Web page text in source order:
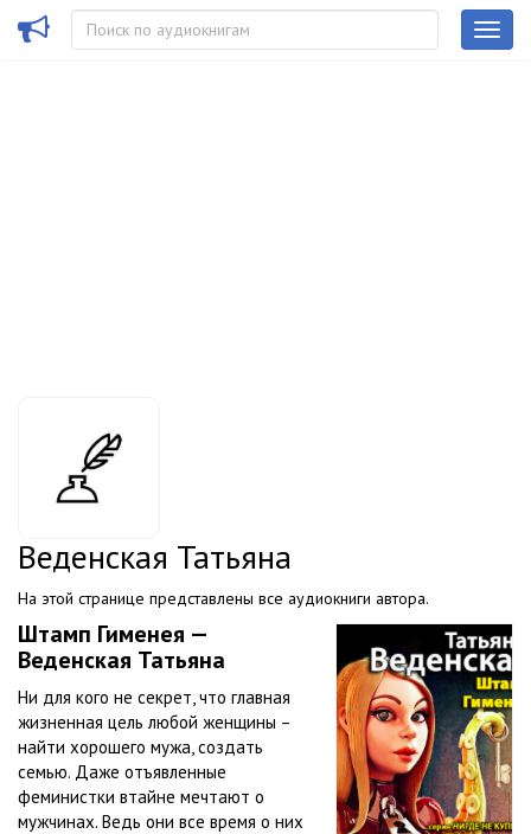
Веденская Татьяна
На этой странице представлены все аудиокниги автора.
Штамп Гименея —
Веденская Татьяна
Ни для кого не секрет, что главная
жизненная цель любой женщины –
найти хорошего мужа, создать
семью. Даже отъявленные
феминистки втайне мечтают о
мужчинах. Ведь они все время о них